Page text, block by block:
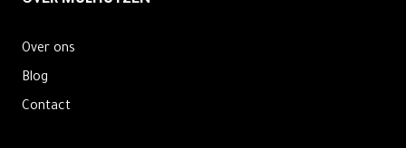
Over ons
Blog
Contact